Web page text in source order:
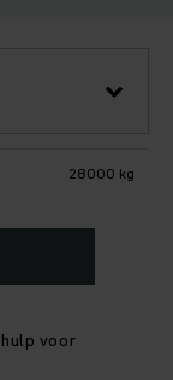
28000 kg
voor